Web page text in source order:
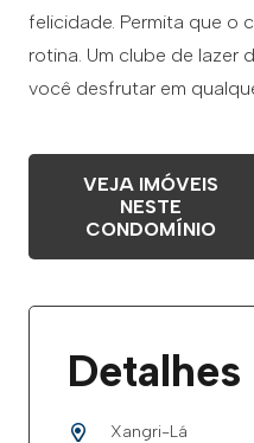
felicidade. Permita que o
rotina. Um clube de lazer
você desfrutar em
VEJA IMÓVEIS
NESTE
CONDOMÍNIO
Detalhes
Xangri-Lá